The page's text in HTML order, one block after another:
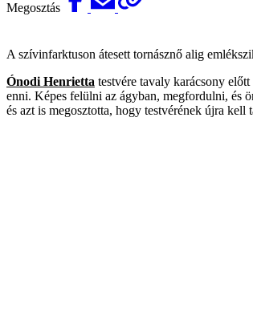
Megosztás
A szívinfarktuson átesett tornásznő alig
Ónodi Henrietta testvére tavaly karácsony
enni. Képes felülni az ágyban, megfordulni, és
és azt is megosztotta, hogy testvérének újra